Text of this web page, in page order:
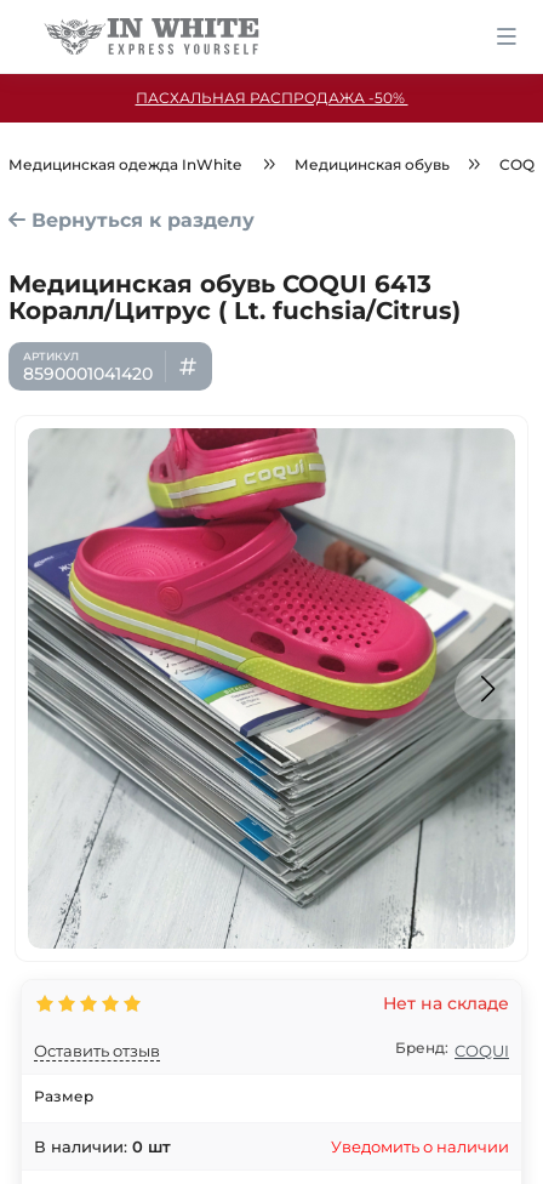
ПАСХАЛЬНАЯ РАСПРОДАЖА -50%
Медицинская одежда InWhite Медицинская обувь
Вернуться к разделу
Медицинская обувь COQUI 6413
Коралл/Цитрус ( Lt. fuchsia/Citrus)
8590001041420
Оставить отзыв
Нет на складе
Бренд: COQUI
Размер
В наличии: 0 шт Уведомить о наличии